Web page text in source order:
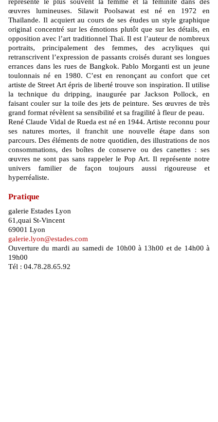
œuvres lumineuses. Silawit Poolsawat est né en 1972 en
Thaïlande. Il acquiert au cours de ses études un style graphique
original concentré sur les émotions plutôt que sur les détails, en
opposition avec l’art traditionnel Thaï. Il est l’auteur de nombreux
portraits, principalement des femmes, des acryliques qui
retranscrivent l’expression de passants croisés durant ses longues
errances dans les rues de Bangkok. Pablo Morganti est un jeune
toulonnais né en 1980. C’est en renonçant au confort que cet
artiste de Street Art épris de liberté trouve son inspiration. Il utilise
la technique du dripping, inaugurée par Jackson Pollock, en
faisant couler sur la toile des jets de peinture. Ses œuvres de très
grand format révèlent sa sensibilité et sa fragilité à fleur de peau.
René Claude Vidal de Rueda est né en 1944. Artiste reconnu pour
ses natures mortes, il franchit une nouvelle étape dans son
parcours. Des éléments de notre quotidien, des illustrations de nos
consommations, des boîtes de conserve ou des canettes : ses
œuvres ne sont pas sans rappeler le Pop Art. Il représente notre
univers familier de façon toujours aussi rigoureuse et
hyperréaliste.
Pratique
galerie Estades Lyon
61,quai St-Vincent
69001 Lyon
galerie.lyon@estades.com
Ouverture du mardi au samedi de 10h00 à 13h00 et de 14h00 à
19h00
Tél : 04.78.28.65.92